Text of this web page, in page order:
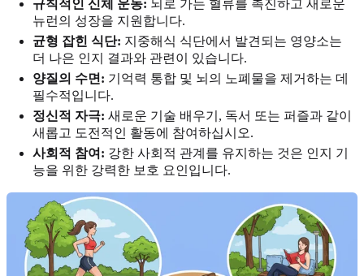
규칙적인 신체 운동: 뇌로 가는 혈류를 촉진하고 새로운
뉴런의 성장을 지원합니다.
균형 잡힌 식단: 지중해식 식단에서 발견되는 영양소는
더 나은 인지 결과와 관련이 있습니다.
양질의 수면: 기억력 통합 및 뇌의 노폐물을 제거하는 데
필수적입니다.
정신적 자극: 새로운 기술 배우기, 독서 또는 퍼즐과 같이
새롭고 도전적인 활동에 참여하십시오.
사회적 참여: 강한 사회적 관계를 유지하는 것은 인지 기
능을 위한 강력한 보호 요인입니다.